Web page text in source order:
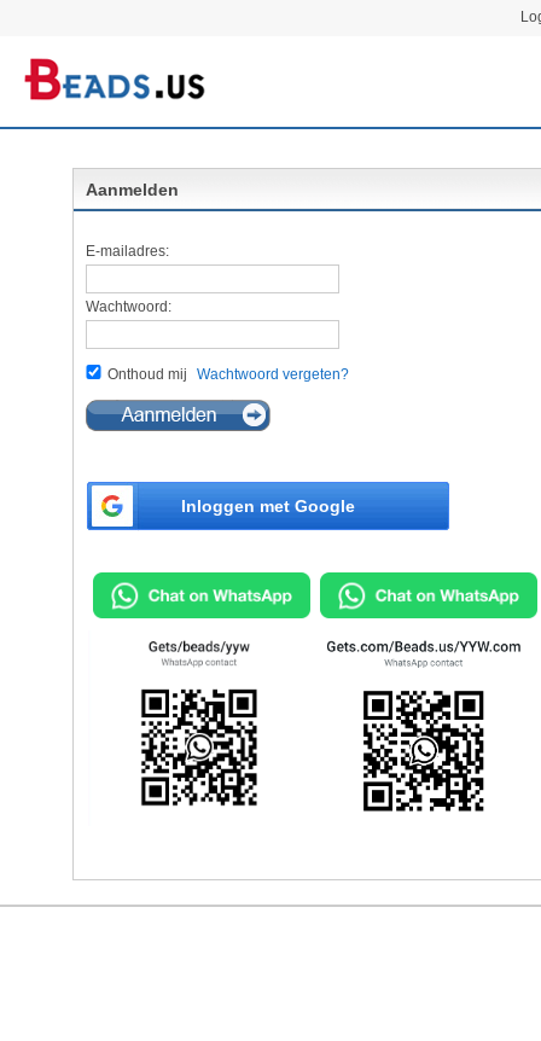
Aanmelden
E-mailadres:
Wachtwoord:
Onthoud mij Wachtwoord vergeten?
Inloggen met Google